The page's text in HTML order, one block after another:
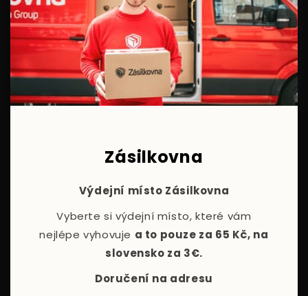
Zásilkovna
Výdejní místo Zásilkovna
Vyberte si výdejní místo, které vám
nejlépe vyhovuje a to pouze za 65 Kč, na
slovensko za 3€.
Doručení na adresu